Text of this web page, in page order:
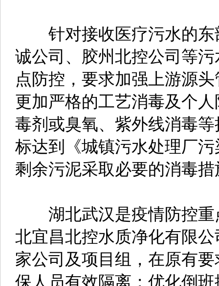
针对接收医疗污水的东
诚公司、胶州北控公司等
点防控，要求加强上游源
更加严格的工艺消毒及个
毒剂或臭氧、紫外线消毒
标达到《城镇污水处理厂
剩余污泥采取必要的消毒
湖北武汉是疫情防控重
北宜昌北控水质净化有限
家公司及项目组，在原有
保人员有效隔离；优化倒